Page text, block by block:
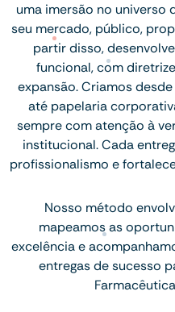
uma imersão no universo
seu mercado, público,
partir disso,
funcional, com
expansão. Criamos
até papelaria
sempre com atenção à
institucional. Cada
profissionalismo e
Nosso método
mapeamos as
excelência e
entregas de sucesso